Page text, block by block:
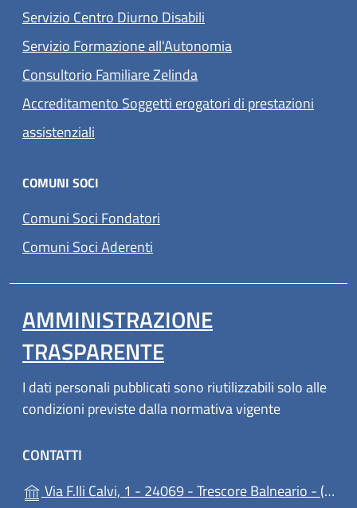
Servizio Centro Diurno Disabili
Servizio Formazione all'Autonomia
Consultorio Familiare Zelinda
Accreditamento Soggetti erogatori di prestazioni
assistenziali
COMUNI SOCI
Comuni Soci Fondatori
Comuni Soci Aderenti
AMMINISTRAZIONE
TRASPARENTE
I dati personali pubblicati sono riutilizzabili solo alle
condizioni previste dalla normativa vigente
CONTATTI
Via F.lli Calvi, 1 - 24069 - Trescore Balneario - (BG)